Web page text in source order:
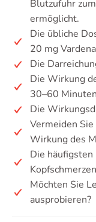
Blutzufuhr
ermöglicht.
Die übliche
20 mg
Die
Die Wirkung
30–60
Die
Vermeiden
Wirkung des
Die
Möchten Sie
ausprobieren?